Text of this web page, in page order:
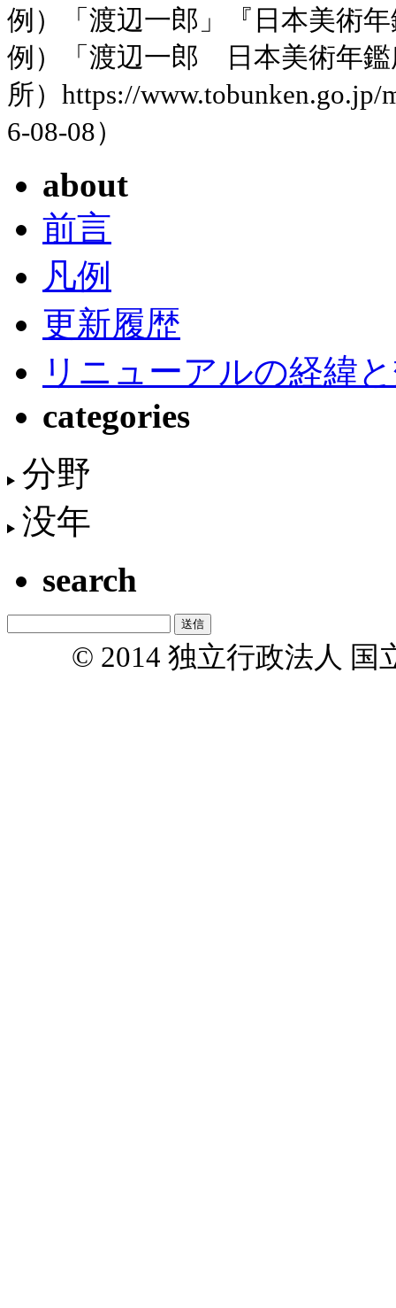
例）「渡辺一郎」『日本美術
例）「渡辺一郎 日本美術年鑑
所）https://
6-08-08）
about
前言
凡例
更新履歴
リニューアルの経緯
categories
分野
没年
search
© 2014 独立行政法人 国